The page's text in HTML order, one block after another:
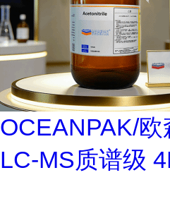
OCEANPAK/
LC-MS质谱级